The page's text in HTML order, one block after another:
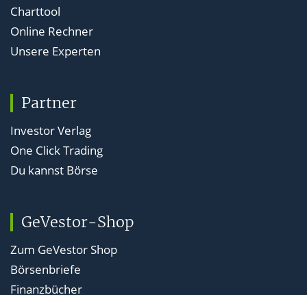
Charttool
Online Rechner
Unsere Experten
Partner
Investor Verlag
One Click Trading
Du kannst Börse
GeVestor-Shop
Zum GeVestor Shop
Börsenbriefe
Finanzbücher